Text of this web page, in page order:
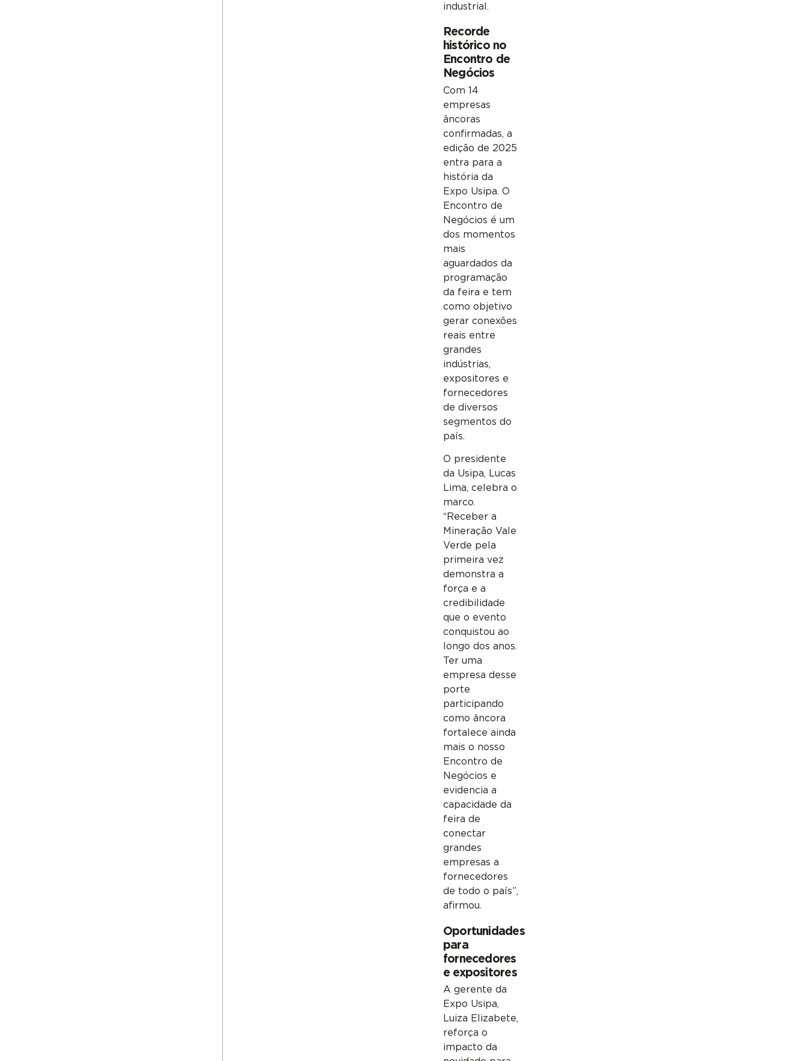
industrial.
Recorde
histórico no
Encontro de
Negócios
Com 14
empresas
âncoras
confirmadas, a
edição de 2025
entra para a
história da
Expo Usipa. O
Encontro de
Negócios é um
dos momentos
mais
aguardados da
programação
da feira e tem
como objetivo
gerar conexões
reais entre
grandes
indústrias,
expositores e
fornecedores
de diversos
segmentos do
país.
O presidente
da Usipa, Lucas
Lima, celebra o
marco.
“Receber a
Mineração Vale
Verde pela
primeira vez
demonstra a
força e a
credibilidade
que o evento
conquistou ao
longo dos anos.
Ter uma
empresa desse
porte
participando
como âncora
fortalece ainda
mais o nosso
Encontro de
Negócios e
evidencia a
capacidade da
feira de
conectar
grandes
empresas a
fornecedores
de todo o país”,
afirmou.
Oportunidades
para
fornecedores
e expositores
A gerente da
Expo Usipa,
Luiza Elizabete,
reforça o
impacto da